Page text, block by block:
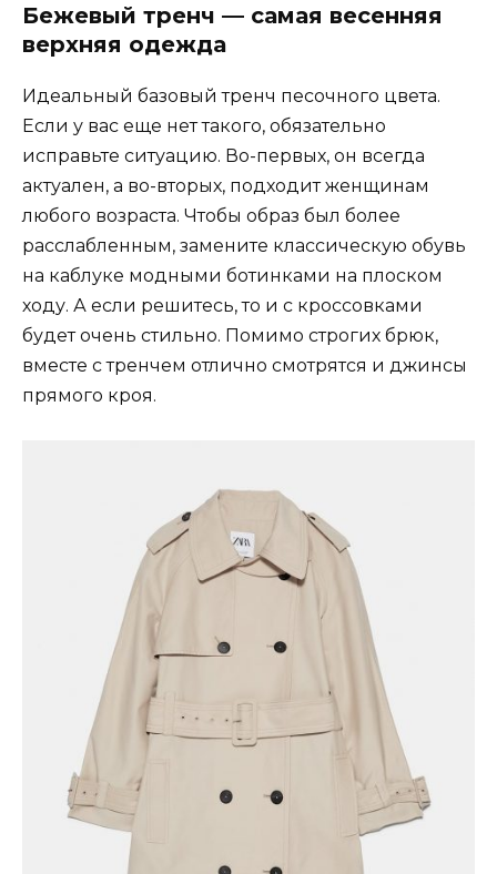
Бежевый тренч — самая весенняя
верхняя одежда
Идеальный базовый тренч песочного цвета.
Если у вас еще нет такого, обязательно
исправьте ситуацию. Во-первых, он всегда
актуален, а во-вторых, подходит женщинам
любого возраста. Чтобы образ был более
расслабленным, замените классическую обувь
на каблуке модными ботинками на плоском
ходу. А если решитесь, то и с кроссовками
будет очень стильно. Помимо строгих брюк,
вместе с тренчем отлично смотрятся и джинсы
прямого кроя.